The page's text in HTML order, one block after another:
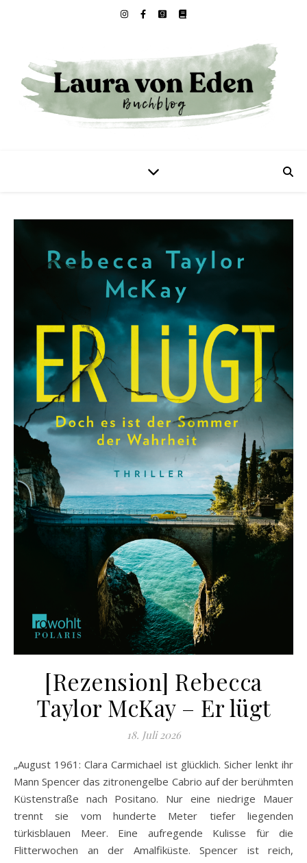
[Rezension] Rebecca
Taylor McKay – Er lügt
18. Juli 2026
„August 1961: Clara Carmichael ist glücklich. Sicher lenkt ihr
Mann Spencer das zitronengelbe Cabrio auf der berühmten
Küstenstraße nach Positano. Nur eine niedrige Mauer
trennt sie vom hunderte Meter tiefer liegenden
türkisblauen Meer. Eine aufregende Kulisse für die
Flitterwochen an der Amalfiküste. Spencer ist reich,